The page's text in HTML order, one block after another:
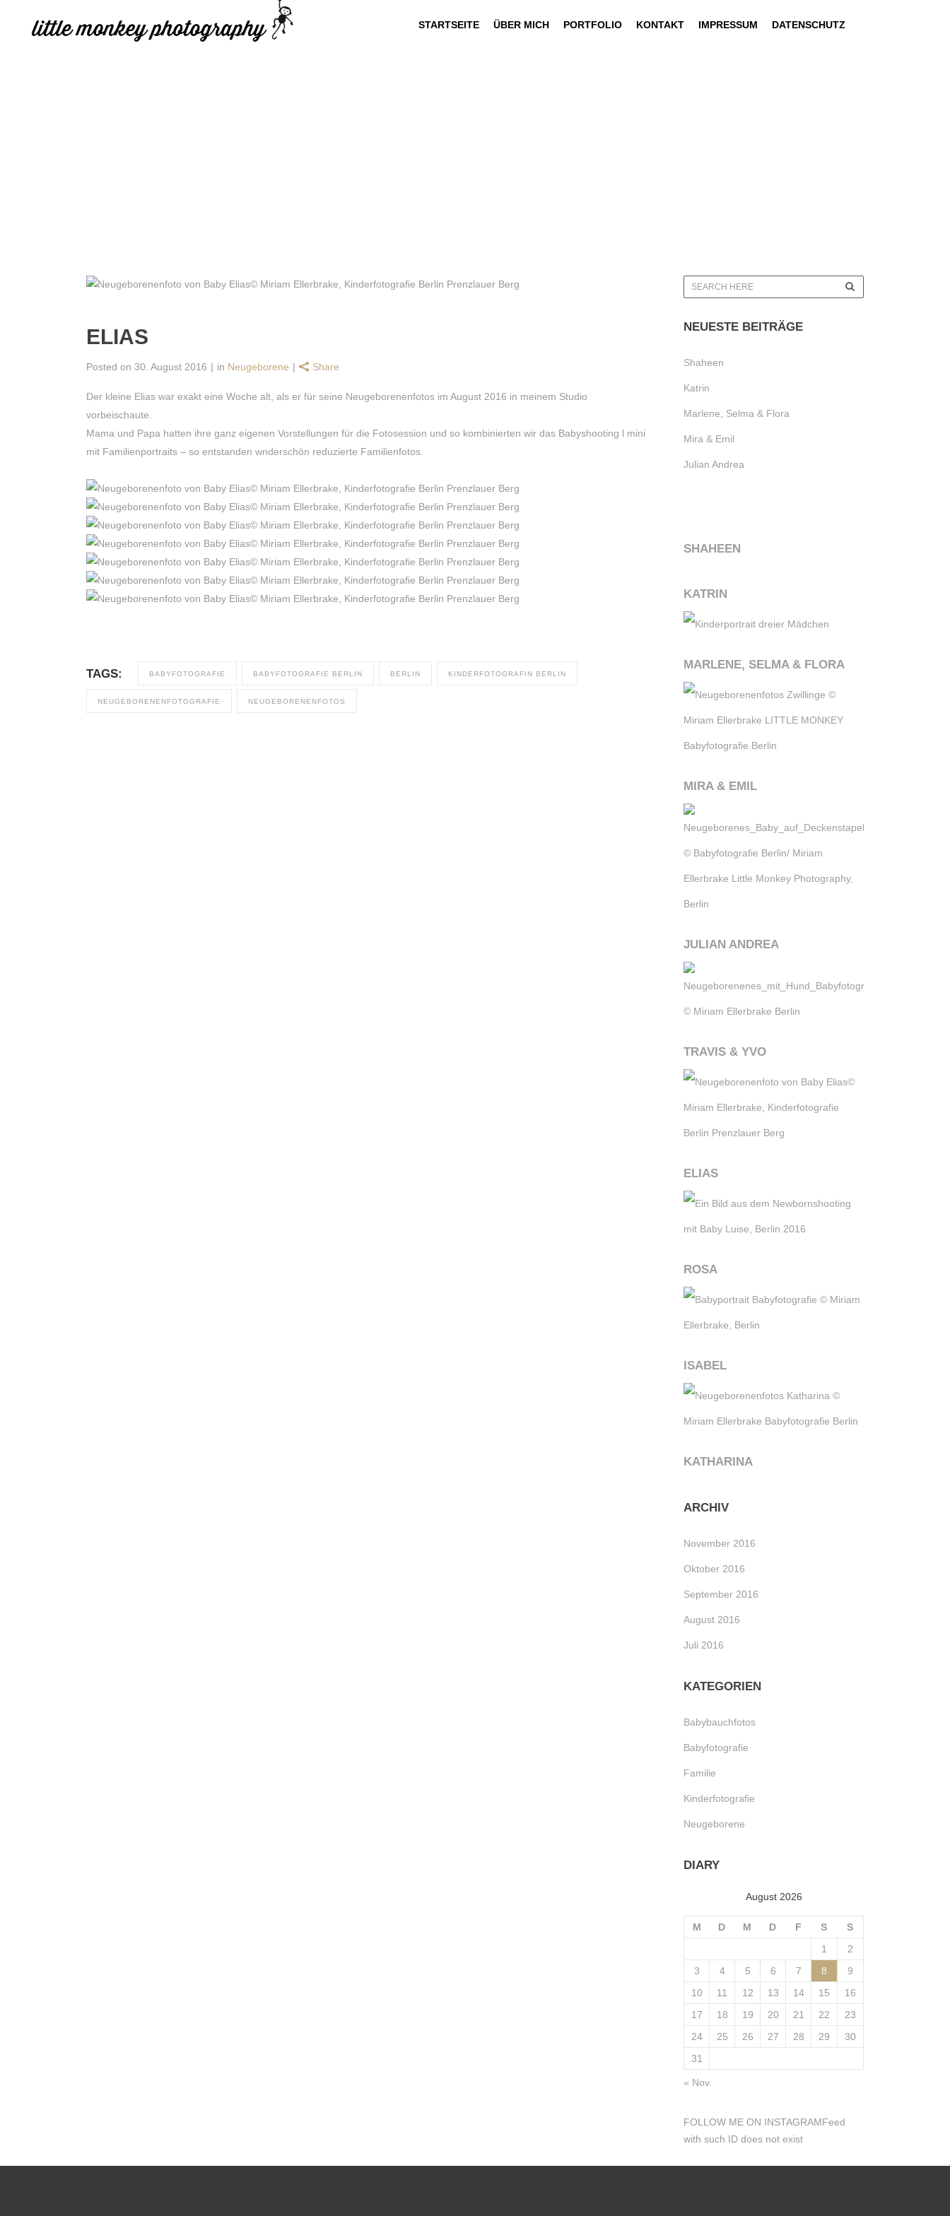
STARTSEITE ÜBER MICH PORTFOLIO KONTAKT IMPRESSUM DATENSCHUTZ
ELIAS
Posted on 30. August 2016 in Neugeborene Share
Der kleine Elias war exakt eine Woche alt, als er für seine Neugeborenenfotos im August 2016 in meinem Studio
vorbeischaute.
Mama und Papa hatten ihre ganz eigenen Vorstellungen für die Fotosession und so kombinierten wir das Babyshooting l mini
mit Familienportraits – so entstanden wnderschön reduzierte Familienfotos.
TAGS: BABYFOTOGRAFIE BABYFOTOGRAFIE BERLIN BERLIN KINDERFOTOGRAFIN BERLIN
NEUGEBORENENFOTOGRAFIE NEUGEBORENENFOTOS
NEUESTE BEITRÄGE
Shaheen
Katrin
Marlene, Selma & Flora
Mira & Emil
Julian Andrea
SHAHEEN
KATRIN
MARLENE, SELMA & FLORA
MIRA & EMIL
JULIAN ANDREA
TRAVIS & YVO
ELIAS
ROSA
ISABEL
KATHARINA
ARCHIV
November 2016
Oktober 2016
September 2016
August 2016
Juli 2016
KATEGORIEN
Babybauchfotos
Babyfotografie
Familie
Kinderfotografie
Neugeborene
DIARY
August 2026
M D M D F S
S
1
2
3
4 5 6 7 8
9
10
11 12 13 14 15
16
17
18 19 20 21 22
23
24
25 26 27 28 29
30
31
« Nov.
FOLLOW ME ON INSTAGRAMFeed
with such ID does not exist